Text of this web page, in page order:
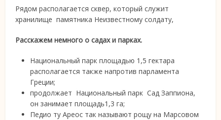
Рядом располагается сквер, который служит
хранилище памятника Неизвестному солдату,
Расскажем немного о садах и парках.
Национальный парк площадью 1,5 гектара
располагается также напротив парламента
Греции;
продолжает Национальный парк Сад Заппиона,
он занимает площадь1,3 га;
Педио ту Ареос так называют рощу на Марсовом